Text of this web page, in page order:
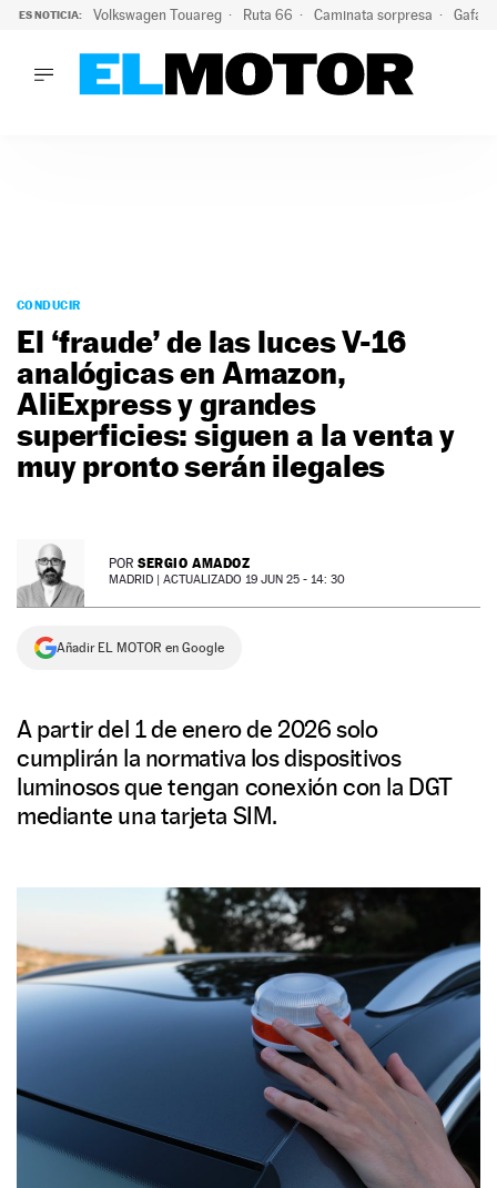
ES NOTICIA: Volkswagen Touareg Ruta 66 Caminata sorpresa Gafas
PODCAST
MOTOS
TECNOLOGÍA
SUPERCOCHES
SERVICIOS
SÍGUENOS
CONDUCIR
El ‘fraude’ de las luces V-16
analógicas en Amazon,
AliExpress y grandes
superficies: siguen a la venta y
muy pronto serán ilegales
POR SERGIO AMADOZ
MADRID | ACTUALIZADO 19 JUN 25 - 14: 30
Añadir EL MOTOR en Google
A partir del 1 de enero de 2026 solo
cumplirán la normativa los dispositivos
luminosos que tengan conexión con la DGT
mediante una tarjeta SIM.